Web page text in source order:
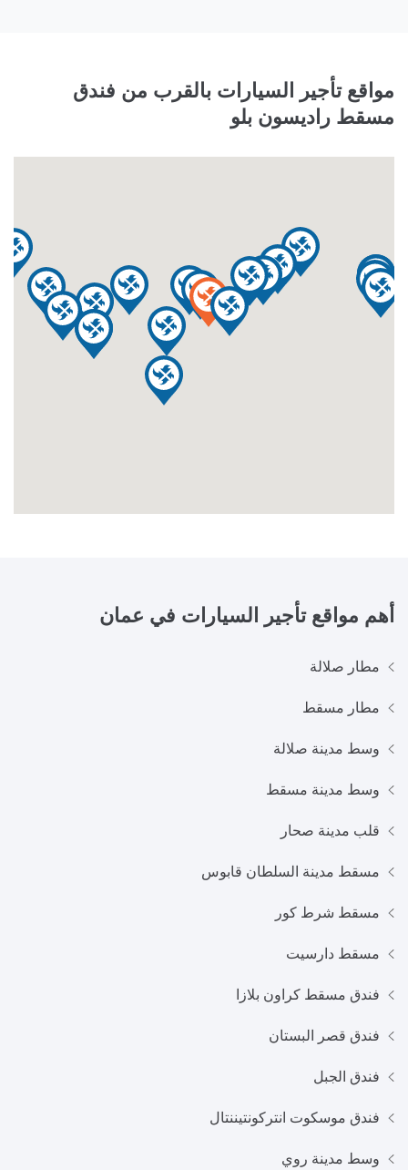
مواقع تأجير السيارات بالقرب من فندق
مسقط راديسون بلو
أهم مواقع تأجير السيارات في عمان
مطار صلالة
مطار مسقط
وسط مدينة صلالة
وسط مدينة مسقط
قلب مدينة صحار
مسقط مدينة السلطان قابوس
مسقط شرط كور
مسقط دارسيت
فندق مسقط كراون بلازا
فندق قصر البستان
فندق الجبل
فندق موسكوت انتركونتيننتال
وسط مدينة روي